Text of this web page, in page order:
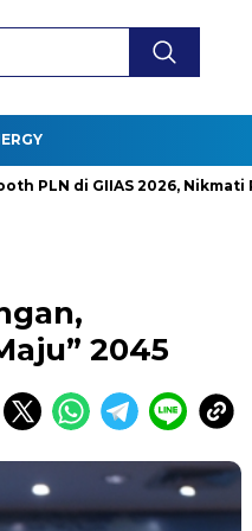
GIIAS 2026, Nikmati Promo
2045